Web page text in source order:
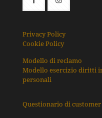
Privacy Policy
Cookie Policy
Modello di reclamo
Modello esercizio diritti
personali
Questionario di